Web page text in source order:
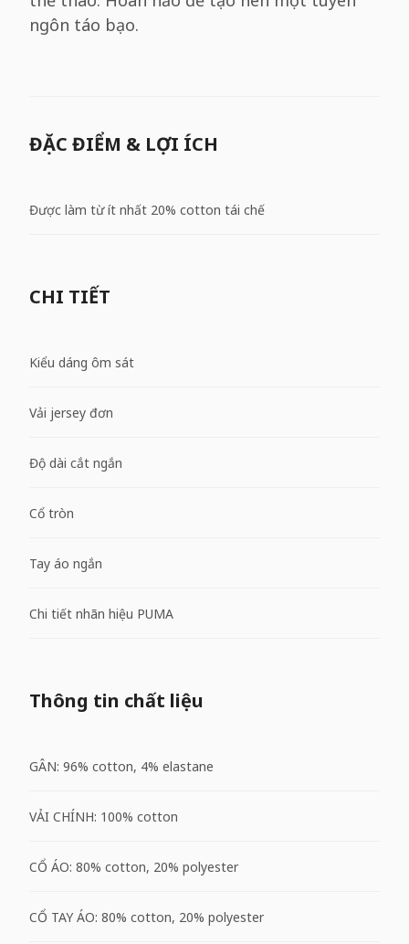
ngôn táo bạo.
ĐẶC ĐIỂM & LỢI ÍCH
Được làm từ ít nhất 20% cotton tái chế
CHI TIẾT
Kiểu dáng ôm sát
Vải jersey đơn
Độ dài cắt ngắn
Cổ tròn
Tay áo ngắn
Chi tiết nhãn hiệu PUMA
Thông tin chất liệu
GÂN: 96% cotton, 4% elastane
VẢI CHÍNH: 100% cotton
CỔ ÁO: 80% cotton, 20% polyester
CỔ TAY ÁO: 80% cotton, 20% polyester